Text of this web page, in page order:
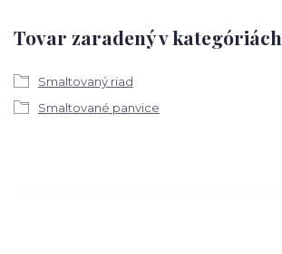
Tovar zaradený v kategóriách
Smaltovaný riad
Smaltované panvice